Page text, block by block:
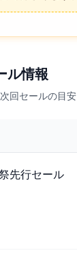
ル情報
回セールの目安
先行セール